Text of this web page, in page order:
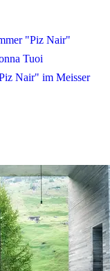
"Piz Nair"
Tuoi
Nair" im Meisser